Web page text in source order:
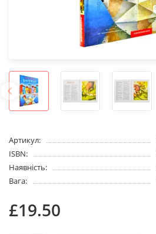
Артикул:
ISBN:
Наявність:
Вага:
£19.50